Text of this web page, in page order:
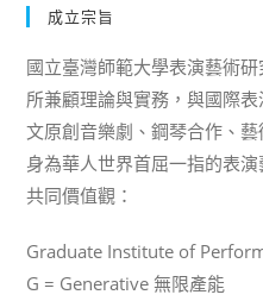
成立宗旨
國立臺灣師範大學表演藝術
所兼顧理論與實務，與國際
文原創音樂劇、鋼琴合作、
身為華人世界首屈一指的表
共同價值觀：
Graduate Institute of
G = Generative 無限產能